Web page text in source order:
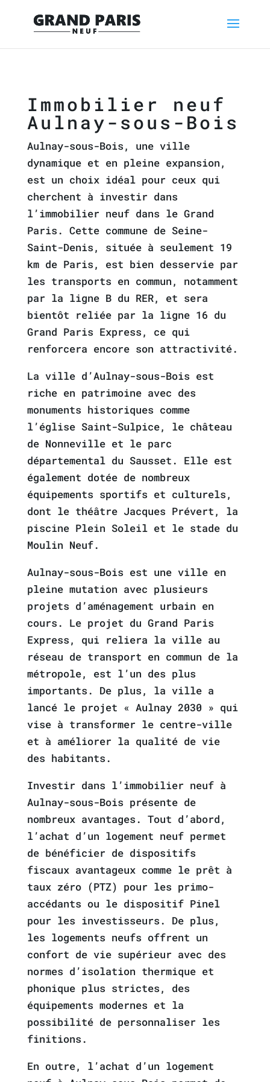
Immobilier neuf
Aulnay-sous-Bois
Aulnay-sous-Bois, une ville
dynamique et en pleine expansion,
est un choix idéal pour ceux qui
cherchent à investir dans
l’immobilier neuf dans le Grand
Paris. Cette commune de Seine-
Saint-Denis, située à seulement 19
km de Paris, est bien desservie par
les transports en commun, notamment
par la ligne B du RER, et sera
bientôt reliée par la ligne 16 du
Grand Paris Express, ce qui
renforcera encore son attractivité.
La ville d’Aulnay-sous-Bois est
riche en patrimoine avec des
monuments historiques comme
l’église Saint-Sulpice, le château
de Nonneville et le parc
départemental du Sausset. Elle est
également dotée de nombreux
équipements sportifs et culturels,
dont le théâtre Jacques Prévert, la
piscine Plein Soleil et le stade du
Moulin Neuf.
Aulnay-sous-Bois est une ville en
pleine mutation avec plusieurs
projets d’aménagement urbain en
cours. Le projet du Grand Paris
Express, qui reliera la ville au
réseau de transport en commun de la
métropole, est l’un des plus
importants. De plus, la ville a
lancé le projet « Aulnay 2030 » qui
vise à transformer le centre-ville
et à améliorer la qualité de vie
des habitants.
Investir dans l’immobilier neuf à
Aulnay-sous-Bois présente de
nombreux avantages. Tout d’abord,
l’achat d’un logement neuf permet
de bénéficier de dispositifs
fiscaux avantageux comme le prêt à
taux zéro (PTZ) pour les primo-
accédants ou le dispositif Pinel
pour les investisseurs. De plus,
les logements neufs offrent un
confort de vie supérieur avec des
normes d’isolation thermique et
phonique plus strictes, des
équipements modernes et la
possibilité de personnaliser les
finitions.
En outre, l’achat d’un logement